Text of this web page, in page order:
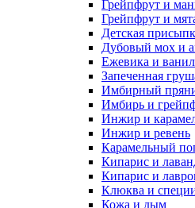
Грейпфрут и
Грейпфрут и
Детская
Дубовый мох и
Ежевика и
Запеченная
Имбирный
Имбирь и
Инжир и
Инжир и ревень
Карамельный
Кипарис и
Кипарис и
Клюква и
Кожа и дым